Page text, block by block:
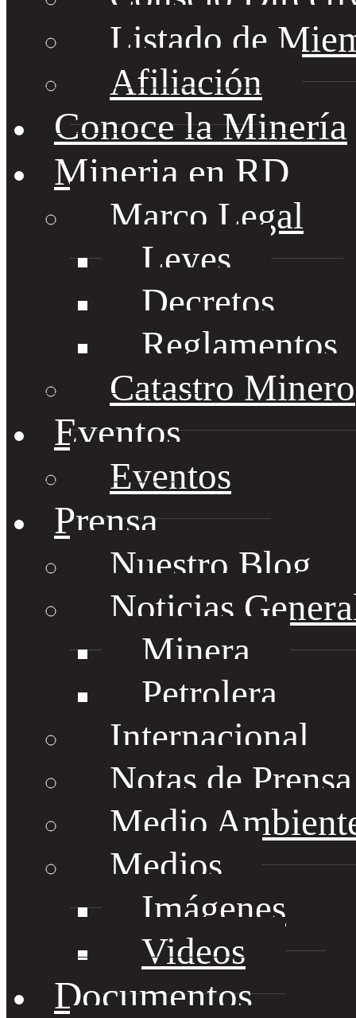
Listado de
Afiliación
Conoce la Minería
Mineria en RD
Marco Legal
Leyes
Decretos
Reglamentos
Catastro Minero
Eventos
Eventos
Prensa
Nuestro Blog
Noticias
Minera
Petrolera
Internacional
Notas de
Medio
Medios
Imágenes
Videos
Documentos